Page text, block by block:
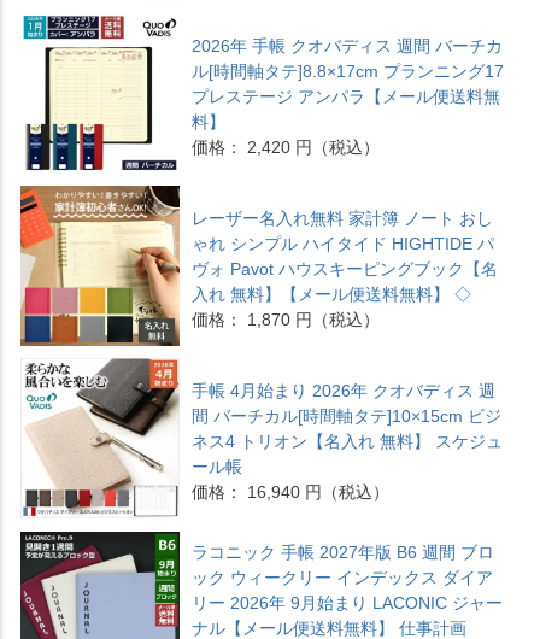
2026年 手帳 クオバディス 週間 バーチカ
ル[時間軸タテ]8.8×17cm プランニング17
プレステージ アンパラ【メール便送料無
料】
価格： 2,420 円（税込）
レーザー名入れ無料 家計簿 ノート おし
ゃれ シンプル ハイタイド HIGHTIDE パ
ヴォ Pavot ハウスキーピングブック【名
入れ 無料】【メール便送料無料】 ◇
価格： 1,870 円（税込）
手帳 4月始まり 2026年 クオバディス 週
間 バーチカル[時間軸タテ]10×15cm ビジ
ネス4 トリオン【名入れ 無料】 スケジュ
ール帳
価格： 16,940 円（税込）
ラコニック 手帳 2027年版 B6 週間 ブロ
ック ウィークリー インデックス ダイア
リー 2026年 9月始まり LACONIC ジャー
ナル【メール便送料無料】 仕事計画